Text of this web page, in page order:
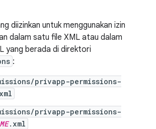
diizinkan untuk menggunakan izin
dalam satu file XML atau dalam
yang berada di direktori
:
privapp-permissions-
privapp-permissions-
.xml